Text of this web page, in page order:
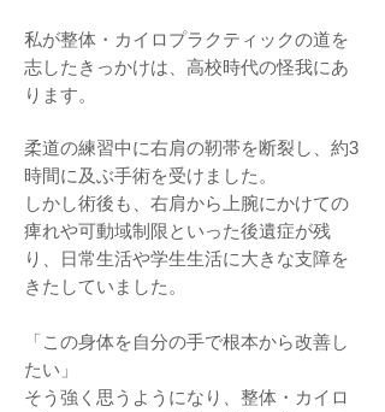
私が整体・カイロプラクティックの道を
志したきっかけは、高校時代の怪我にあ
ります。
柔道の練習中に右肩の靭帯を断裂し、約3
時間に及ぶ手術を受けました。
しかし術後も、右肩から上腕にかけての
痺れや可動域制限といった後遺症が残
り、日常生活や学生生活に大きな支障を
きたしていました。
「この身体を自分の手で根本から改善し
たい」
そう強く思うようになり、整体・カイロ